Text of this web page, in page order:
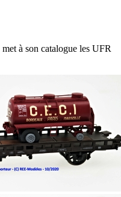
à son catalogue les UFR